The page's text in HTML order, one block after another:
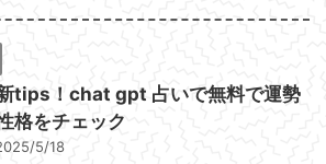
tips！chat gpt 占いで無料で運勢
格をチェック
5/18